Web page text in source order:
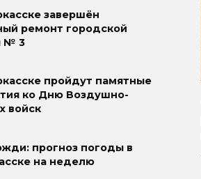
завершён
ремонт городской
№ 3
пройдут памятные
ко Дню Воздушно-
войск
прогноз погоды в
на неделю